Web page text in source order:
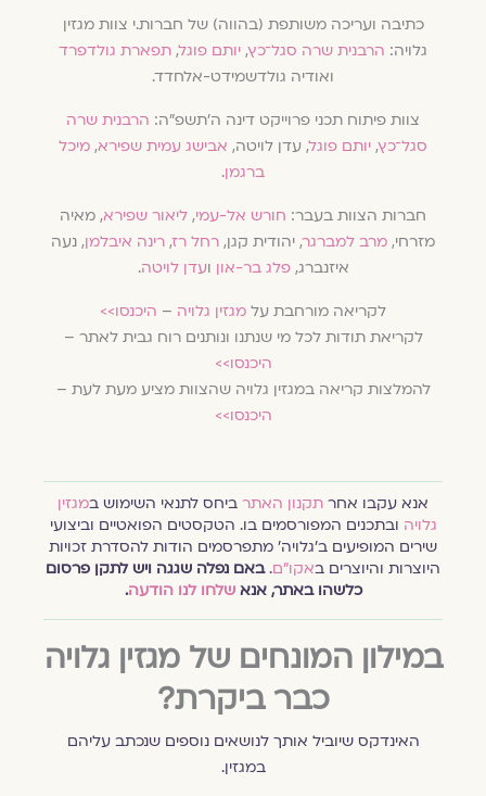
כתיבה ועריכה משותפת (בהווה) של חברות.י צוות מגזין
גלויה:הרבנית שרה סגל־כץ,יותם פוגל,תפארת גולדפרד
ואודיה גולדשמידט-אלחדד.
צוות פיתוח תכני פרוייקט דינה ה׳תשפ״ה:הרבנית שרה
סגל־כץ,יותם פוגל, עדן לויטה,אבישג עמית שפירא,מיכל
ברגמן.
חברות הצוות בעבר:חורש אל-עמי,ליאור שפירא, מאיה
מזרחי,מרב למברגר, יהודית קגן,רחל רז,רינה איבלמן, נעה
איזנברג,פלג בר-אוןועדן לויטה.
לקריאה מורחבת עלמגזין גלויה–היכנסו>>
לקריאת תודות לכל מי שנתנו ונותנים רוח גבית לאתר –
היכנסו>>
להמלצות קריאה במגזין גלויה שהצוות מציע מעת לעת –
היכנסו>>
אנא עקבו אחרתקנון האתרביחס לתנאי השימוש ב מגזין
גלויהובתכנים המפורסמים בו. הטקסטים הפואטיים וביצועי
שירים המופיעים ב׳גלויה׳ מתפרסמים הודות להסדרת זכויות
היוצרות והיוצרים ב אקו״ם.באם נפלה שגגה ויש לתקן פרסום
כלשהו באתר, אנאשלחו לנו הודעה.
במילון המונחים של מגזין גלויה
כבר ביקרת?
האינדקס שיוביל אותך לנושאים נוספים שנכתב עליהם
במגזין.